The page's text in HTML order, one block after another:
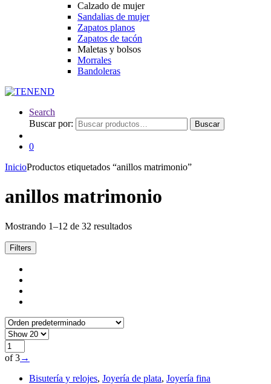
Calzado de mujer
Sandalias de mujer
Zapatos planos
Zapatos de tacón
Maletas y bolsos
Morrales
Bandoleras
Search
Buscar por:
Buscar
0
InicioProductos etiquetados “anillos matrimonio”
anillos matrimonio
Mostrando 1–12 de 32 resultados
Filters
of 3→
Bisutería y relojes, Joyería de plata, Joyería fina